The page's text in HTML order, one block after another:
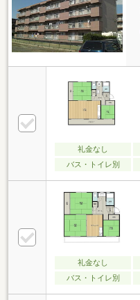
礼金なし
バス・トイレ別
礼金なし
バス・トイレ別